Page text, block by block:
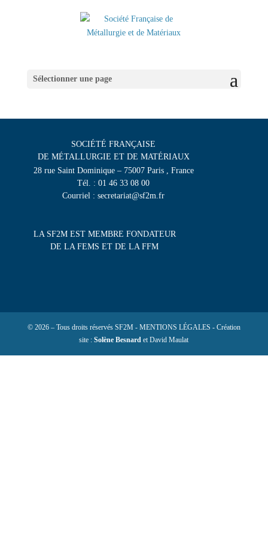
Sélectionner une page
SOCIÉTÉ FRANÇAISE
DE MÉTALLURGIE ET DE MATÉRIAUX
28 rue Saint Dominique – 75007 Paris , France
Tél. : 01 46 33 08 00
Courriel : secretariat@sf2m.fr
LA SF2M EST MEMBRE FONDATEUR
DE LA FEMS ET DE LA FFM
© 2026 – Tous droits réservés SF2M - MENTIONS LÉGALES - Création
site :Solène Besnard et David Maulat